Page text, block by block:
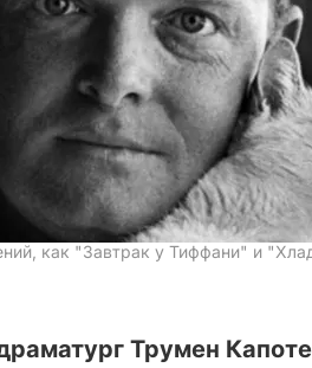
как "Завтрак у Тиффани" и
Трумен